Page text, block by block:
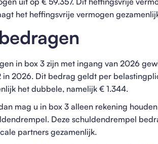
het heffingsvrije vermogen
in box 3 zijn met ingang van 2026
in 2026. Dit bedrag geldt per
het dubbele, namelijk € 1.344.
mag u in box 3 alleen rekening
Deze schuldendrempel
partners gezamenlijk.